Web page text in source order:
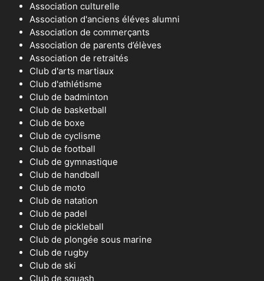
Association culturelle
Association d'anciens éléves alumni
Association de commerçants
Association de parents d’élèves
Association de retraités
Club d'arts martiaux
Club d'athlétisme
Club de badminton
Club de basketball
Club de boxe
Club de cyclisme
Club de football
Club de gymnastique
Club de handball
Club de moto
Club de natation
Club de padel
Club de pickleball
Club de plongée sous marine
Club de rugby
Club de ski
Club de squash